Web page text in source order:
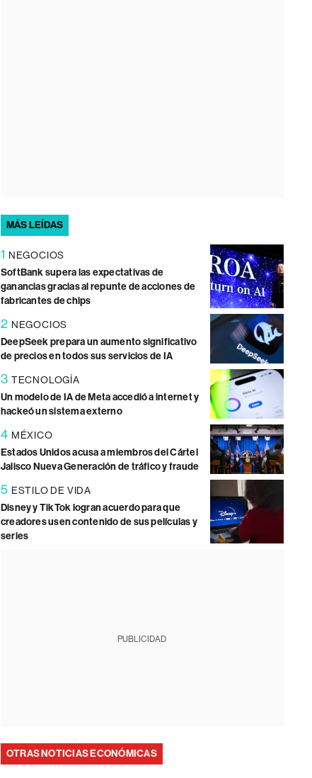
MÁS LEÍDAS
1 NEGOCIOS
SoftBank supera las expectativas de
ganancias gracias al repunte de acciones de
fabricantes de chips
2 NEGOCIOS
DeepSeek prepara un aumento significativo
de precios en todos sus servicios de IA
3 TECNOLOGÍA
Un modelo de IA de Meta accedió a internet y
hackeó un sistema externo
4 MÉXICO
Estados Unidos acusa a miembros del Cártel
Jalisco Nueva Generación de tráfico y fraude
5 ESTILO DE VIDA
Disney y TikTok logran acuerdo para que
creadores usen contenido de sus películas y
series
PUBLICIDAD
OTRAS NOTICIAS ECONÓMICAS